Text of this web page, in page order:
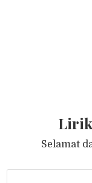
Selamat